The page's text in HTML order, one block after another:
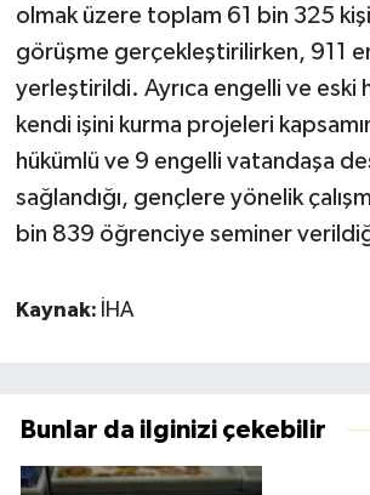
olmak üzere toplam 61 bin 325
görüşme gerçekleştirilirken, 911
yerleştirildi. Ayrıca engelli ve eski
kendi işini kurma projeleri
hükümlü ve 9 engelli vatandaşa
sağlandığı, gençlere yönelik
bin 839 öğrenciye seminer
Kaynak: İHA
Bunlar da ilginizi çekebilir